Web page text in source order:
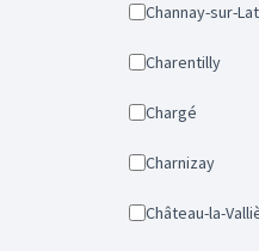
Channay-sur-
Charentilly
Chargé
Charnizay
Château-la-